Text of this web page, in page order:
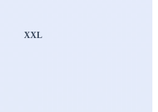
XXL